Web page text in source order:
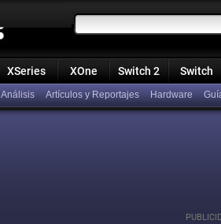
XSeries XOne Switch 2 Switch
Análisis Artículos y Reportajes Hardware